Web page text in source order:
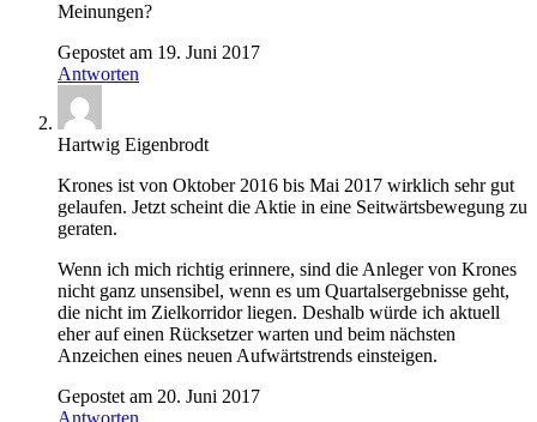
Meinungen?
Gepostet am 19. Juni 2017
Antworten
Hartwig Eigenbrodt
Krones ist von Oktober 2016 bis Mai 2017 wirklich sehr gut
gelaufen. Jetzt scheint die Aktie in eine Seitwärtsbewegung zu
geraten.
Wenn ich mich richtig erinnere, sind die Anleger von Krones
nicht ganz unsensibel, wenn es um Quartalsergebnisse geht,
die nicht im Zielkorridor liegen. Deshalb würde ich aktuell
eher auf einen Rücksetzer warten und beim nächsten
Anzeichen eines neuen Aufwärtstrends einsteigen.
Gepostet am 20. Juni 2017